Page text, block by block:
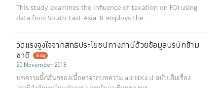
This study examines the influence of taxation on FDI using
data from South-East Asia. It employs the ...
วัดแรงจูงใจจากสิทธิประโยชน์ทางภาษีด้วยข้อมูลบริษัทข้าม
ชาติ
Blog
20 November 2018
บทความนี้กลั่นกรองเนื้อหาจากบทความ aBRIDGEd ฉบับเต็มเรื่อง